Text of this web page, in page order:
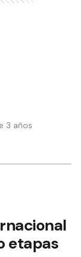
3 años
etapas